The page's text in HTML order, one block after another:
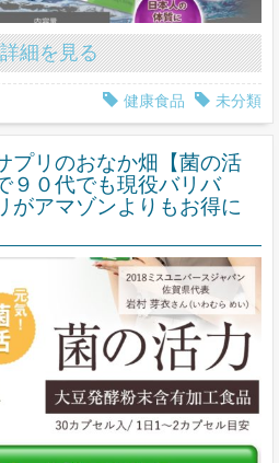
詳細を見る
健康食品 未分類
プリのおなか畑【菌の活
９０代でも現役バリバ
がアマゾンよりもお得に